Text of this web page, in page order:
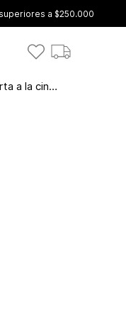
a $250.000
Falda corta a la cintura, con prense